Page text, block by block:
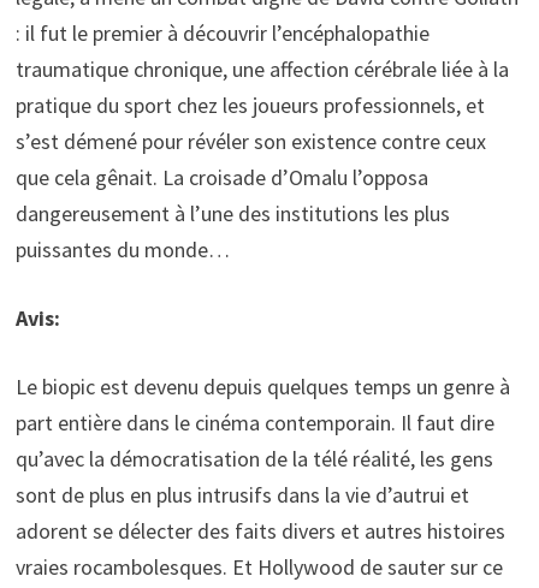
: il fut le premier à découvrir l’encéphalopathie
traumatique chronique, une affection cérébrale liée à la
pratique du sport chez les joueurs professionnels, et
s’est démené pour révéler son existence contre ceux
que cela gênait. La croisade d’Omalu l’opposa
dangereusement à l’une des institutions les plus
puissantes du monde…
Avis:
Le biopic est devenu depuis quelques temps un genre à
part entière dans le cinéma contemporain. Il faut dire
qu’avec la démocratisation de la télé réalité, les gens
sont de plus en plus intrusifs dans la vie d’autrui et
adorent se délecter des faits divers et autres histoires
vraies rocambolesques. Et Hollywood de sauter sur ce